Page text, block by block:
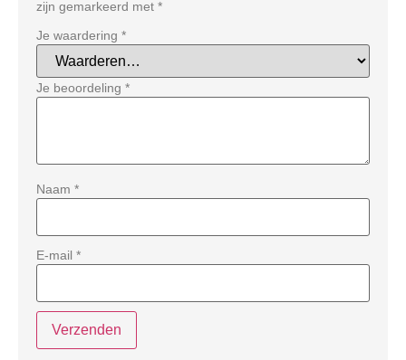
zijn gemarkeerd met *
Je waardering *
Je beoordeling *
Naam *
E-mail *